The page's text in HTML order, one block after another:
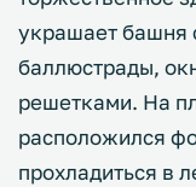
украшает башня
баллюстрады,
решетками. На
расположился
прохладиться в